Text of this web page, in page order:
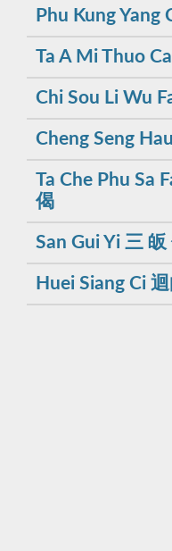
Phu Kung Yang
Ta A Mi Thuo
Chi Sou Li Wu
Cheng Seng
Ta Che Phu Sa
偈
San Gui Yi 三 皈
Huei Siang Ci